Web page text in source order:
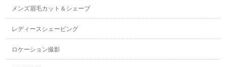
メンズ眉毛カット＆シェーブ
レディースシェービング
ロケーション撮影